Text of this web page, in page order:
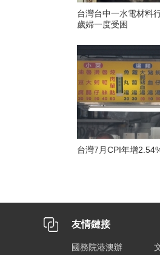
台灣台中一水電材
歲婦一度受困
台灣7月CPI年增
友情鏈接
國務院港澳辦